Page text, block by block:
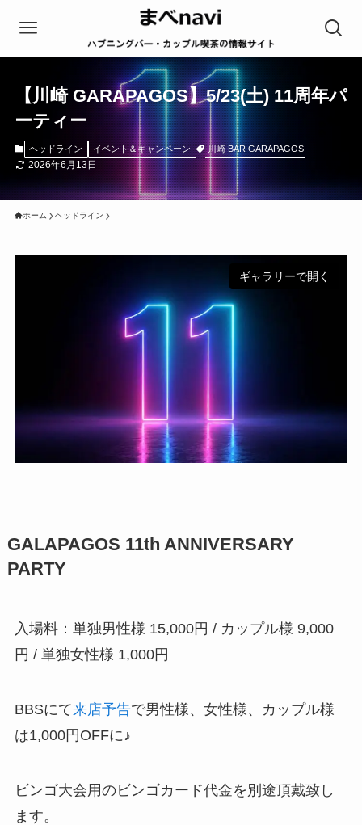
【川崎 GARAPAGOS】5/23(土) 11周年パ
ーティー
ヘッドライン イベント＆キャンペーン 川崎 BAR GARAPAGOS
2026年6月13日
ホーム ヘッドライン
ギャラリーで開く
GALAPAGOS 11th ANNIVERSARY
PARTY
入場料：単独男性様 15,000円 / カップル様 9,000
円 / 単独女性様 1,000円
BBSにて来店予告で男性様、女性様、カップル様
は1,000円OFFに♪
ビンゴ大会用のビンゴカード代金を別途頂戴致し
ます。